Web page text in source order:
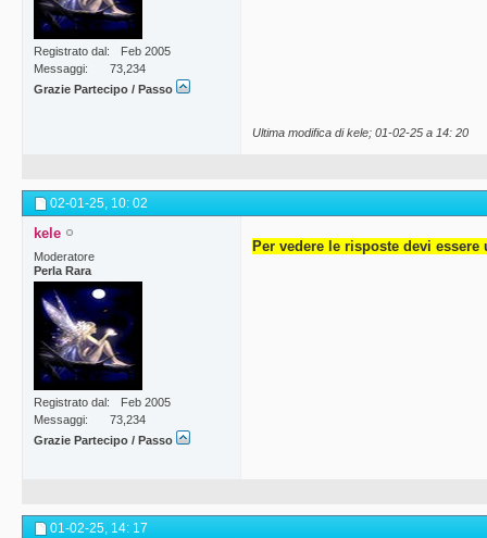
Registrato dal
Feb 2005
Messaggi
73,234
Grazie Partecipo / Passo
Ultima modifica di kele; 01-02-25 a 14: 20
02-01-25, 10: 02
kele
Moderatore
Perla Rara
Registrato dal
Feb 2005
Messaggi
73,234
Grazie Partecipo / Passo
Per vedere le risposte devi essere
01-02-25, 14: 17